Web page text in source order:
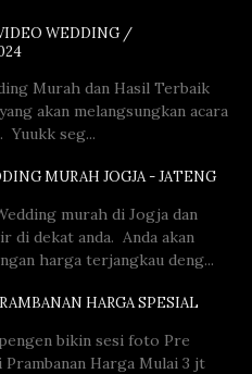
WEDDING /
Murah dan Hasil Terbaik
akan melangsungkan acara
Yuukk seg...
MURAH JOGJA - JATENG
murah di Jogja dan
di dekat anda. Anda akan
harga terjangkau deng...
HARGA SPESIAL
bikin sesi foto Pre
Prambanan Harga Mulai 3 jt